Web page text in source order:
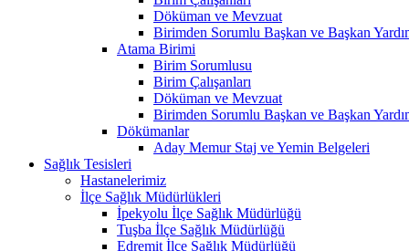
Döküman ve Mevzuat
Birimden Sorumlu Başkan ve Başkan
Atama Birimi
Birim Sorumlusu
Birim Çalışanları
Döküman ve Mevzuat
Birimden Sorumlu Başkan ve Başkan
Dökümanlar
Aday Memur Staj ve Yemin Belgeleri
Sağlık Tesisleri
Hastanelerimiz
İlçe Sağlık Müdürlükleri
İpekyolu İlçe Sağlık Müdürlüğü
Tuşba İlçe Sağlık Müdürlüğü
Edremit İlçe Sağlık Müdürlüğü